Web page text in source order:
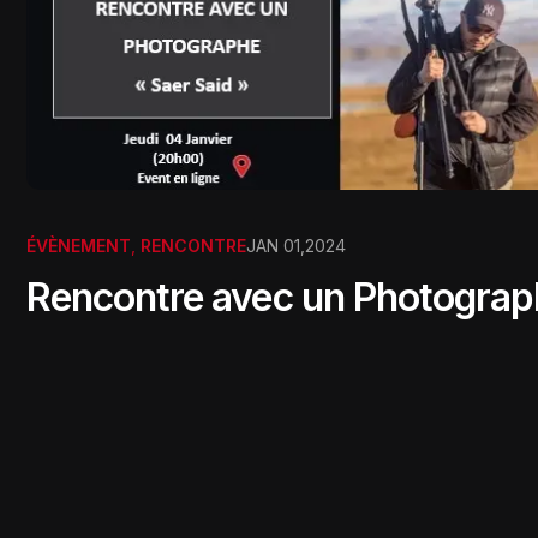
ÉVÈNEMENT RENCONTREJAN 01,2024
Rencontre avec un